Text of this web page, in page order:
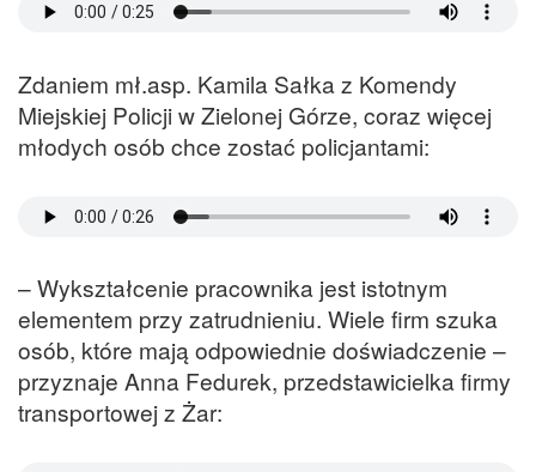
Zdaniem mł.asp. Kamila Sałka z Komendy
Miejskiej Policji w Zielonej Górze, coraz więcej
młodych osób chce zostać policjantami:
– Wykształcenie pracownika jest istotnym
elementem przy zatrudnieniu. Wiele firm szuka
osób, które mają odpowiednie doświadczenie –
przyznaje Anna Fedurek, przedstawicielka firmy
transportowej z Żar: